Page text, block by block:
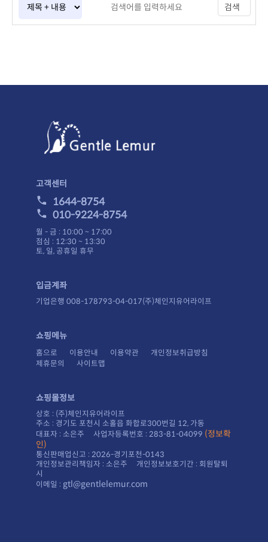
검색
고객센터
1644-8754
010-9224-8754
월 - 금 : 10:00 ~ 17:00
점심 : 12:30 ~ 13:30
토, 일, 공휴일 휴무
입금계좌
기업은행 008-178793-04-017(주)체인지유어라이프
쇼핑메뉴
홈으로 이용안내 이용약관
개인정보취급방침
제휴문의
사이트맵
쇼핑몰정보
상호 : (주)체인지유어라이프
주소 : 경기도 포천시 소홀읍 화합로300번길 12, 가동
대표자 : 소은주 사업자등록번호 : 283-81-04099
인)
통신판매업신고 : 2026-경기포천-0143
시
이메일 : gtl@gentlelemur.com